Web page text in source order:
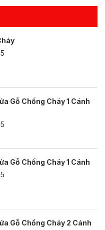
Gỗ Chống Cháy 1 Cánh
Gỗ Chống Cháy 1 Cánh
Gỗ Chống Cháy 2 Cánh